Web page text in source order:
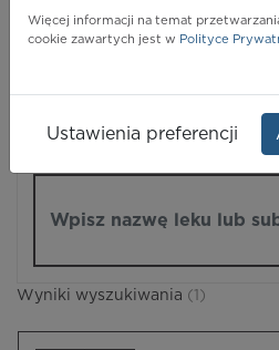
Wyniki wyszukiwania (1)
Więcej informacji na temat
cookie zawartych jest w Polityce
Ustawienia preferencji